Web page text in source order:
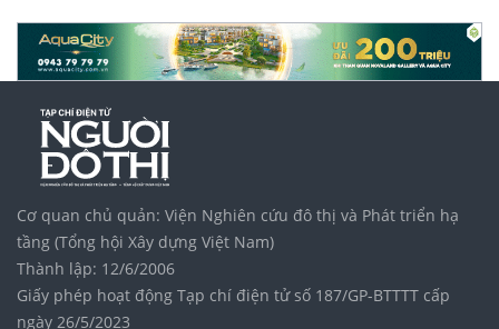
Cơ quan chủ quản: Viện Nghiên cứu đô thị và Phát triển hạ
tầng (Tổng hội Xây dựng Việt Nam)
Thành lập: 12/6/2006
Giấy phép hoạt động Tạp chí điện tử số 187/GP-BTTTT cấp
ngày 26/5/2023